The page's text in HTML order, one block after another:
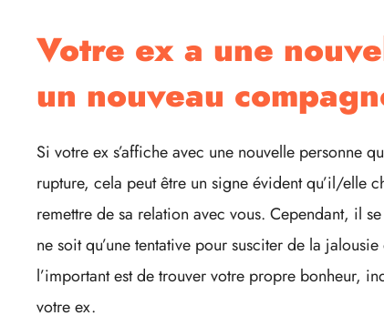
Votre ex a une
un nouveau
Si votre ex s’affiche avec une nouvelle personne
rupture, cela peut être un signe évident qu’il/elle
remettre de sa relation avec vous. Cependant, il
ne soit qu’une tentative pour susciter de la
l’important est de trouver votre propre bonheur,
votre ex.